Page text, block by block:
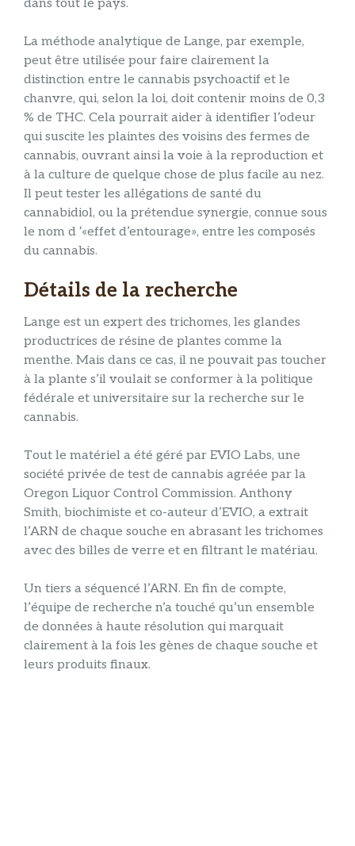
dans tout le pays.
La méthode analytique de Lange, par exemple,
peut être utilisée pour faire clairement la
distinction entre le cannabis psychoactif et le
chanvre, qui, selon la loi, doit contenir moins de 0,3
% de THC. Cela pourrait aider à identifier l’odeur
qui suscite les plaintes des voisins des fermes de
cannabis, ouvrant ainsi la voie à la reproduction et
à la culture de quelque chose de plus facile au nez.
Il peut tester les allégations de santé du
cannabidiol, ou la prétendue synergie, connue sous
le nom d ‘«effet d’entourage», entre les composés
du cannabis.
Détails de la recherche
Lange est un expert des trichomes, les glandes
productrices de résine de plantes comme la
menthe. Mais dans ce cas, il ne pouvait pas toucher
à la plante s’il voulait se conformer à la politique
fédérale et universitaire sur la recherche sur le
cannabis.
Tout le matériel a été géré par EVIO Labs, une
société privée de test de cannabis agréée par la
Oregon Liquor Control Commission. Anthony
Smith, biochimiste et co-auteur d’EVIO, a extrait
l’ARN de chaque souche en abrasant les trichomes
avec des billes de verre et en filtrant le matériau.
Un tiers a séquencé l’ARN. En fin de compte,
l’équipe de recherche n’a touché qu’un ensemble
de données à haute résolution qui marquait
clairement à la fois les gènes de chaque souche et
leurs produits finaux.